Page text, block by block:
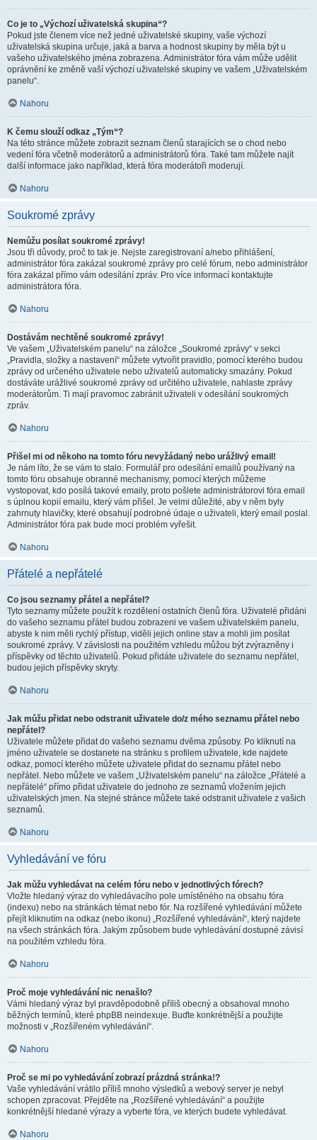
Co je to „Výchozí uživatelská skupina“?
Pokud jste členem více než jedné uživatelské skupiny, vaše výchozí
uživatelská skupina určuje, jaká a barva a hodnost skupiny by měla být u
vašeho uživatelského jména zobrazena. Administrátor fóra vám může udělit
oprávnění ke změně vaší výchozí uživatelské skupiny ve vašem „Uživatelském
panelu“.
Nahoru
K čemu slouží odkaz „Tým“?
Na této stránce můžete zobrazit seznam členů starajících se o chod nebo
vedení fóra včetně moderátorů a administrátorů fóra. Také tam můžete najít
další informace jako například, která fóra moderátoři moderují.
Nahoru
Soukromé zprávy
Nemůžu posílat soukromé zprávy!
Jsou tři důvody, proč to tak je. Nejste zaregistrovaní a/nebo přihlášení,
administrátor fóra zakázal soukromé zprávy pro celé fórum, nebo administrátor
fóra zakázal přímo vám odesílání zpráv. Pro více informací kontaktujte
administrátora fóra.
Nahoru
Dostávám nechtěné soukromé zprávy!
Ve vašem „Uživatelském panelu“ na záložce „Soukromé zprávy“ v sekci
„Pravidla, složky a nastavení“ můžete vytvořit pravidlo, pomocí kterého budou
zprávy od určeného uživatele nebo uživatelů automaticky smazány. Pokud
dostáváte urážlivé soukromé zprávy od určitého uživatele, nahlaste zprávy
moderátorům. Ti mají pravomoc zabránit uživateli v odesílání soukromých
zpráv.
Nahoru
Přišel mi od někoho na tomto fóru nevyžádaný nebo urážlivý email!
Je nám líto, že se vám to stalo. Formulář pro odesílání emailů používaný na
tomto fóru obsahuje obranné mechanismy, pomocí kterých můžeme
vystopovat, kdo posílá takové emaily, proto pošlete administrátorovi fóra email
s úplnou kopií emailu, který vám přišel. Je velmi důležité, aby v něm byly
zahrnuty hlavičky, které obsahují podrobné údaje o uživateli, který email poslal.
Administrátor fóra pak bude moci problém vyřešit.
Nahoru
Přátelé a nepřátelé
Co jsou seznamy přátel a nepřátel?
Tyto seznamy můžete použít k rozdělení ostatních členů fóra. Uživatelé přidáni
do vašeho seznamu přátel budou zobrazeni ve vašem uživatelském panelu,
abyste k nim měli rychlý přístup, viděli jejich online stav a mohli jim posílat
soukromé zprávy. V závislosti na použitém vzhledu můžou být zvýrazněny i
příspěvky od těchto uživatelů. Pokud přidáte uživatele do seznamu nepřátel,
budou jejich příspěvky skryty.
Nahoru
Jak můžu přidat nebo odstranit uživatele do/z mého seznamu přátel nebo
nepřátel?
Uživatele můžete přidat do vašeho seznamu dvěma způsoby. Po kliknutí na
jméno uživatele se dostanete na stránku s profilem uživatele, kde najdete
odkaz, pomocí kterého můžete uživatele přidat do seznamu přátel nebo
nepřátel. Nebo můžete ve vašem „Uživatelském panelu“ na záložce „Přátelé a
nepřátelé“ přímo přidat uživatele do jednoho ze seznamů vložením jejich
uživatelských jmen. Na stejné stránce můžete také odstranit uživatele z vašich
seznamů.
Nahoru
Vyhledávání ve fóru
Jak můžu vyhledávat na celém fóru nebo v jednotlivých fórech?
Vložte hledaný výraz do vyhledávacího pole umístěného na obsahu fóra
(indexu) nebo na stránkách témat nebo fór. Na rozšířené vyhledávání můžete
přejít kliknutím na odkaz (nebo ikonu) „Rozšířené vyhledávání“, který najdete
na všech stránkách fóra. Jakým způsobem bude vyhledávání dostupné závisí
na použitém vzhledu fóra.
Nahoru
Proč moje vyhledávání nic nenašlo?
Vámi hledaný výraz byl pravděpodobně příliš obecný a obsahoval mnoho
běžných termínů, které phpBB neindexuje. Buďte konkrétnější a použijte
možnosti v „Rozšířeném vyhledávání“.
Nahoru
Proč se mi po vyhledávání zobrazí prázdná stránka!?
Vaše vyhledávání vrátilo příliš mnoho výsledků a webový server je nebyl
schopen zpracovat. Přejděte na „Rozšířené vyhledávání“ a použijte
konkrétnější hledané výrazy a vyberte fóra, ve kterých budete vyhledávat.
Nahoru